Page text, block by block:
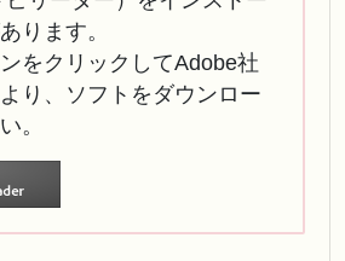
ります。
をクリックしてAdobe社
り、ソフトをダウンロー
。